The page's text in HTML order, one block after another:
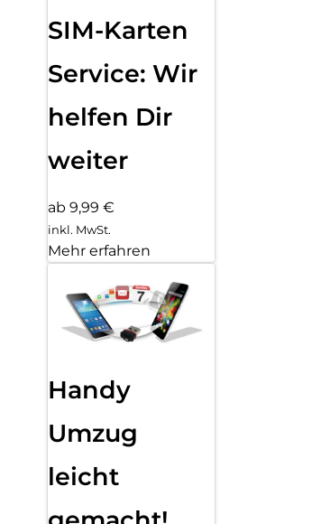
SIM-Karten
Service: Wir
helfen Dir
weiter
ab 9,99 €
inkl. MwSt.
Mehr erfahren
Handy
Umzug
leicht